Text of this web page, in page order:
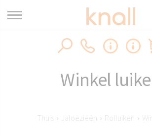
Winkel
Thuis › Jaloezieën › Rolluiken ›